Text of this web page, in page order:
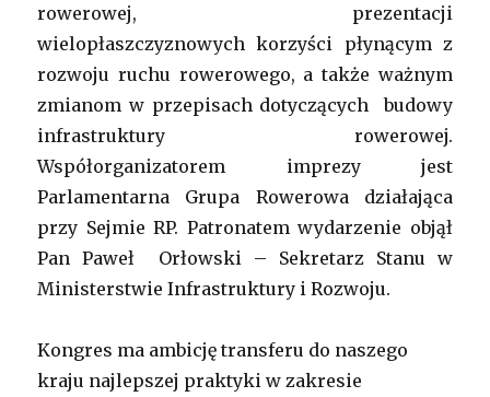
rowerowej, prezentacji
wielopłaszczyznowych korzyści płynącym z
rozwoju ruchu rowerowego, a także ważnym
zmianom w przepisach dotyczących budowy
infrastruktury rowerowej.
Współorganizatorem imprezy jest
Parlamentarna Grupa Rowerowa działająca
przy Sejmie RP. Patronatem wydarzenie objął
Pan Paweł Orłowski – Sekretarz Stanu w
Ministerstwie Infrastruktury i Rozwoju.
Kongres ma ambicję transferu do naszego
kraju najlepszej praktyki w zakresie